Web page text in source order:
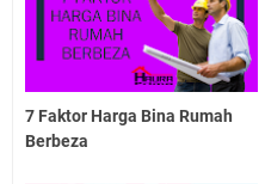
7 Faktor Harga Bina Rumah
Berbeza